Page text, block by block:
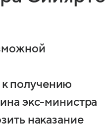
получению
экс-министра
наказание